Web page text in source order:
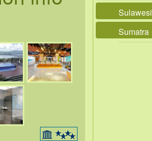
Sulawesi
Sumatra